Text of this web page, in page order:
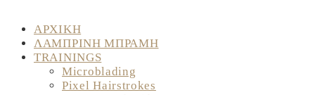
ΑΡΧΙΚΗ
ΛΑΜΠΡΙΝΗ ΜΠΡΑΜΗ
TRAININGS
Microblading
Pixel Hairstrokes